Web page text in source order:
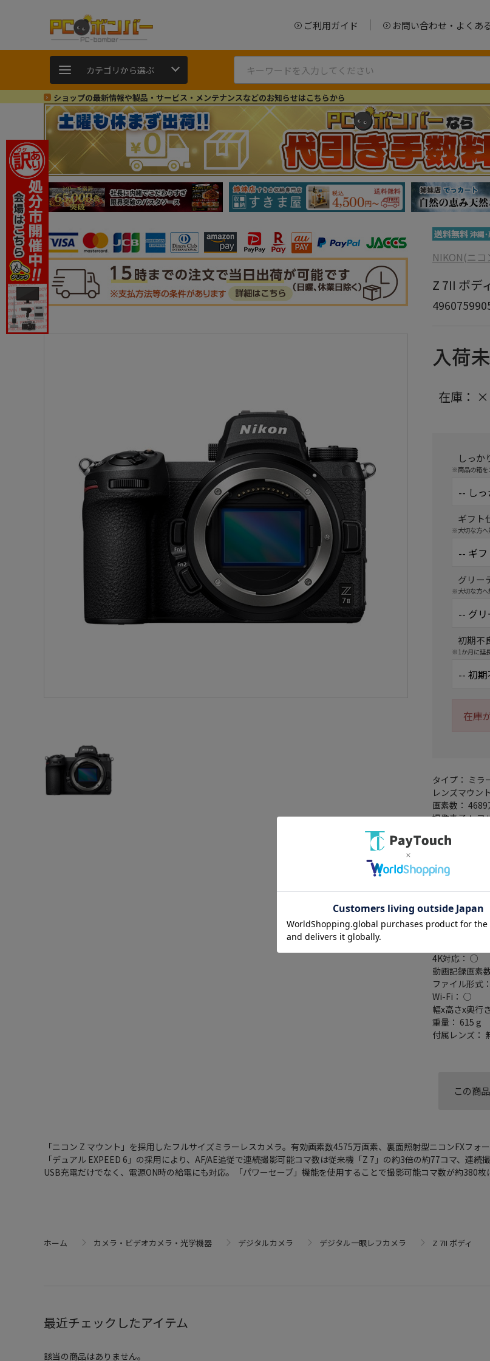
ご利用ガイド お問い合わせ・よくあ
カテゴリから選ぶ
ショップの最新情報や製品・サービス・メンテナンスなどのお知らせはこちらから
NIKON(ニコ
Z 7II ボデ
入荷
在庫： ×
しっか
※商品の箱を
ギフト
※大切な方へ
グリー
※大切な方へ
初期不
※1か月に延
在庫
タイプ： ミラ
レンズマウン
画素数：
撮像素子：
連写撮影：
液晶モニター
ローパスフ
記録メディア
スロット：
その他機能：
イムラプス/ラ
ルブ/
Type-C、
4K対応： ○
動画記録画素
ファイル形式
Wi-Fi： ○
幅x高さx奥行
重量： 615 g
付属レンズ：
この商
「ニコン Z マウント」を採用したフルサイズミラーレスカメラ。有効画素数4575万画素、裏面照射型ニコンFXフォー
「デュアル EXPEED 6」の採用により、AF/AE追従で連続撮影可能コマ数は従来機「Z 7」の約3倍の約77コマ、連続
USB充電だけでなく、電源ON時の給電にも対応。「パワーセーブ」機能を使用することで撮影可能コマ数が約380枚
ホーム カメラ・ビデオカメラ・光学機器 デジタルカメラ デジタル一眼レフカメラ Z 7II ボディ
最近チェックしたアイテム
該当の商品はありません。